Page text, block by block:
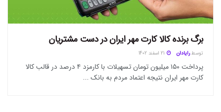
برگ برنده کالا کارت مهر ایران در دست مشتریان
توسط رایادان
پرداخت ۱۵۰ میلیون تومان تسهیلات با کارمزد ۴ درصد در قالب کالا
کارت مهر ایران نتیجه اعتماد مردم به بانک ...